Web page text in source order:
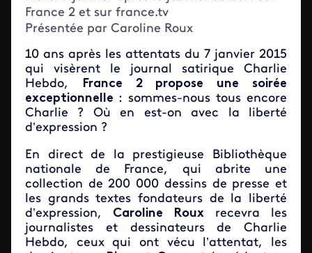
France 2 et sur france.tv
Présentée par Caroline Roux
10 ans après les attentats du 7 janvier 2015
qui visèrent le journal satirique Charlie
Hebdo,
France 2 propose une soirée
exceptionnelle : sommes-nous tous encore
Charlie ? Où en est-on avec la liberté
d’expression ?
En direct de la prestigieuse Bibliothèque
nationale de France, qui abrite une
collection de 200 000 dessins de presse et
les grands textes fondateurs de la liberté
d’expression, Caroline Roux recevra les
journalistes et dessinateurs de Charlie
Hebdo, ceux qui ont vécu l’attentat, les